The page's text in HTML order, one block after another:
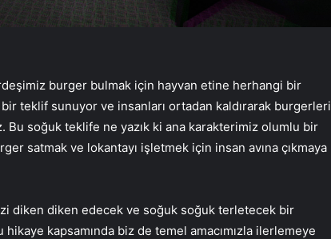
burger bulmak için hayvan etine herhangi bir
teklif sunuyor ve insanları ortadan kaldırarak burgerleri
Bu soğuk teklife ne yazık ki ana karakterimiz olumlu bir
satmak ve lokantayı işletmek için insan avına çıkmaya
diken diken edecek ve soğuk soğuk terletecek bir
kapsamında biz de temel amacımızla ilerlemeye